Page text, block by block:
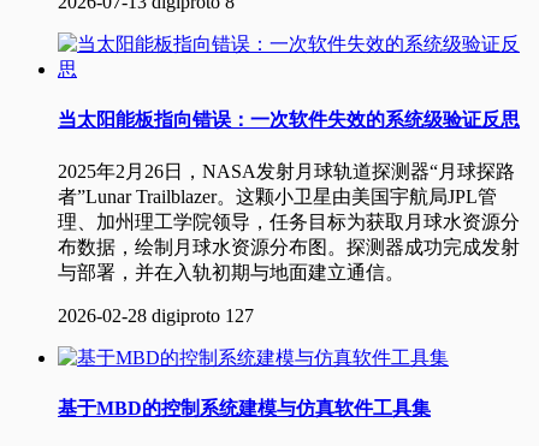
当太阳能板指向错误：一次软件失效的系统级验证反思
2025年2月26日，NASA发射月球轨道探测器“月球探路
者”Lunar Trailblazer。这颗小卫星由美国宇航局JPL管
理、加州理工学院领导，任务目标为获取月球水资源分
布数据，绘制月球水资源分布图。探测器成功完成发射
与部署，并在入轨初期与地面建立通信。
2026-02-28 digiproto 127
基于MBD的控制系统建模与仿真软件工具集